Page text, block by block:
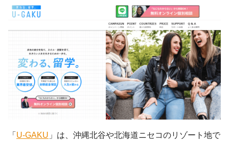
「 U-GAKU 」は、沖縄北谷や北海道ニセコのリゾート地で